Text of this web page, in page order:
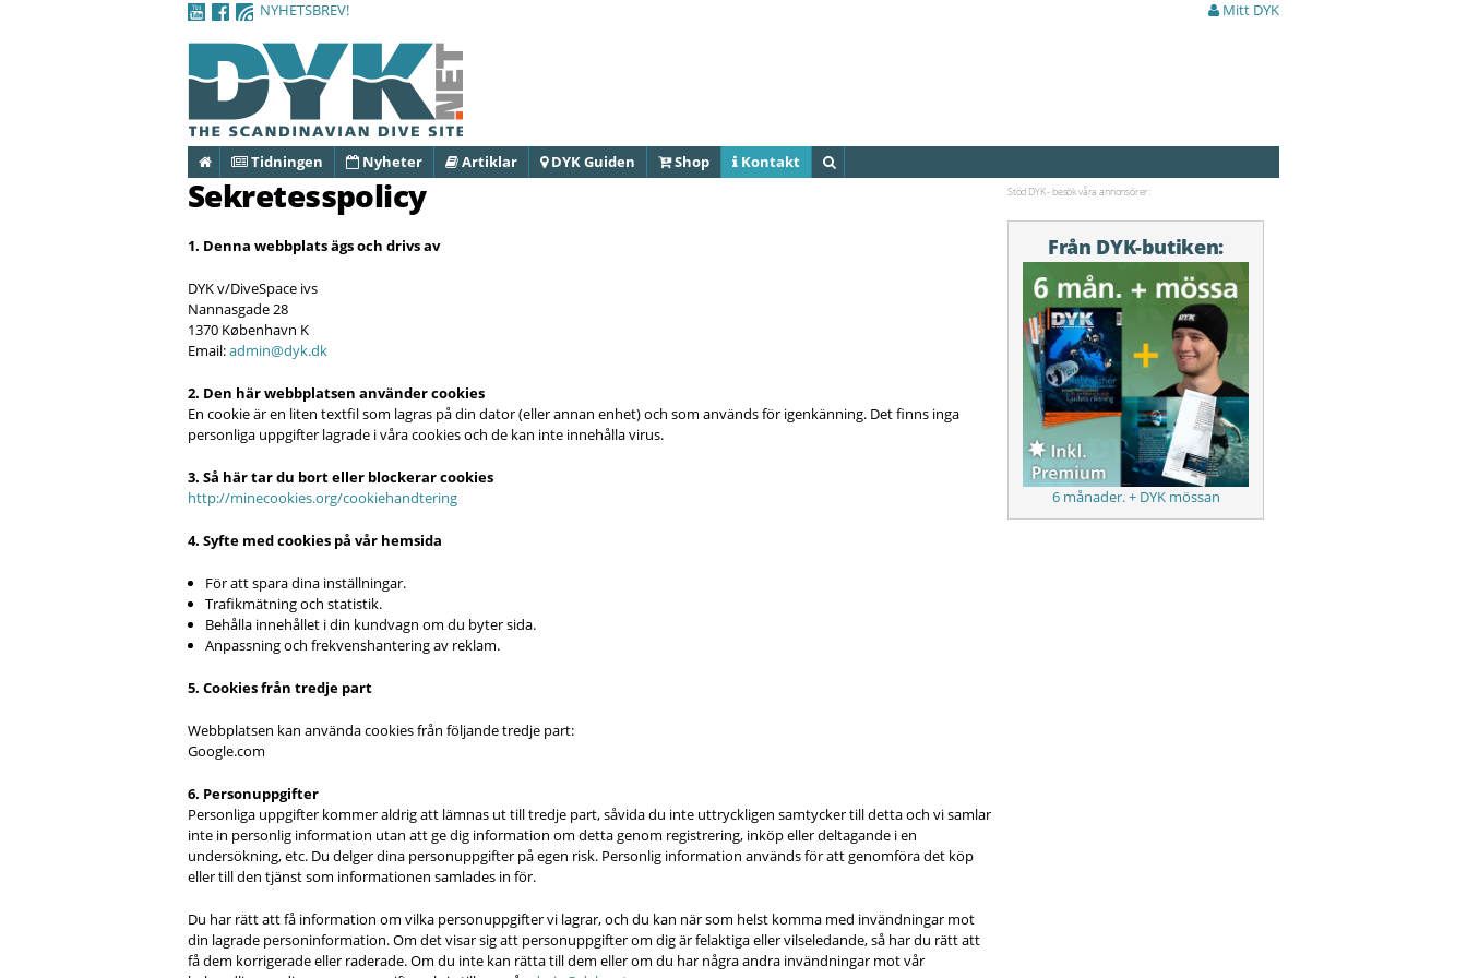
NYHETSBREV! Mitt DYK
HemTidningen Nyheter Artiklar DYK Guiden Shop Kontakt
Sekretesspolicy
1. Denna webbplats ägs och drivs av
DYK v/DiveSpace ivs
Nannasgade 28
1370 København K
Email:admin@dyk.dk
2. Den här webbplatsen använder cookies
En cookie är en liten textfil som lagras på din dator (eller annan enhet) och som används för igenkänning. Det finns inga
personliga uppgifter lagrade i våra cookies och de kan inte innehålla virus.
3. Så här tar du bort eller blockerar cookies
http://minecookies.org/cookiehandtering
4. Syfte med cookies på vår hemsida
För att spara dina inställningar.
Trafikmätning och statistik.
Behålla innehållet i din kundvagn om du byter sida.
Anpassning och frekvenshantering av reklam.
5. Cookies från tredje part
Webbplatsen kan använda cookies från följande tredje part:
Google.com
6. Personuppgifter
Personliga uppgifter kommer aldrig att lämnas ut till tredje part, såvida du inte uttryckligen samtycker till detta och vi samlar
inte in personlig information utan att ge dig information om detta genom registrering, inköp eller deltagande i en
undersökning, etc. Du delger dina personuppgifter på egen risk. Personlig information används för att genomföra det köp
eller till den tjänst som informationen samlades in för.
Du har rätt att få information om vilka personuppgifter vi lagrar, och du kan när som helst komma med invändningar mot
din lagrade personinformation. Om det visar sig att personuppgifter om dig är felaktiga eller vilseledande, så har du rätt att
få dem korrigerade eller raderade. Om du inte kan rätta till dem eller om du har några andra invändningar mot vår
Stöd DYK - besök våra annonsörer:
Från DYK-butiken:
6 månader. + DYK mössan